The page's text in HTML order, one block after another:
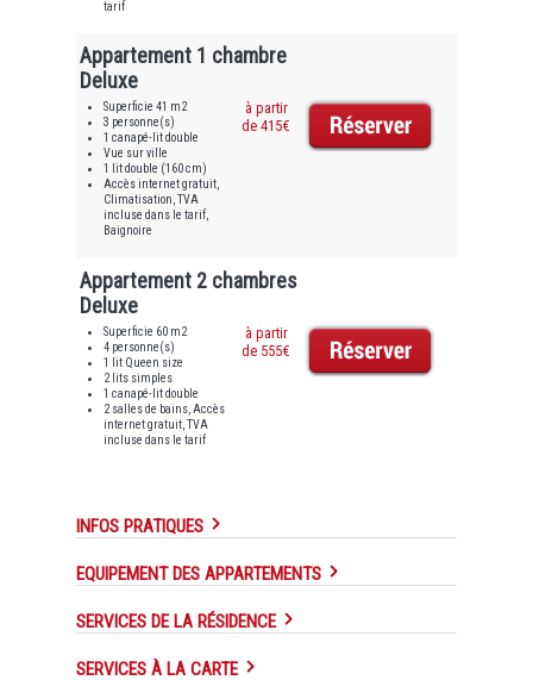
tarif
Appartement 1 chambre
Deluxe
Superficie 41 m2
3 personne(s)
1 canapé-lit double
Vue sur ville
1 lit double (160 cm)
Accès internet gratuit,
Climatisation, TVA
incluse dans le tarif,
Baignoire
à partir
de 415€
Appartement 2 chambres
Deluxe
Superficie 60 m2
4 personne(s)
1 lit Queen size
2 lits simples
1 canapé-lit double
2 salles de bains, Accès
internet gratuit, TVA
incluse dans le tarif
à partir
de 555€
INFOS PRATIQUES
EQUIPEMENT DES APPARTEMENTS
SERVICES DE LA RÉSIDENCE
SERVICES À LA CARTE